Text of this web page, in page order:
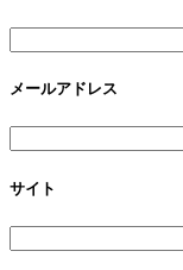
メールアドレス
サイト